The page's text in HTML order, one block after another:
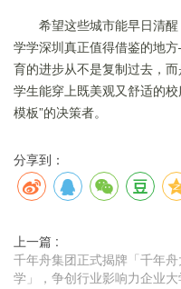
希望这些城市能早日清
学学深圳真正值得借鉴的地
育的进步从不是复制过去，
学生能穿上既美观又舒适的
模板”的决策者。
分享到：
上一篇 :
千年舟集团正式揭牌「千年舟
学」，争创行业影响力企业大